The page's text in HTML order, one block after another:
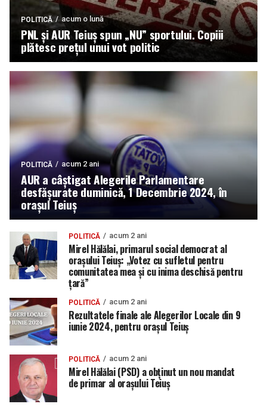
POLITICĂ acum o lună
PNL și AUR Teiuș spun „NU” sportului. Copiii
plătesc prețul unui vot politic
POLITICĂ acum 2 ani
AUR a câștigat Alegerile Parlamentare
desfășurate duminică, 1 Decembrie 2024, în
orașul Teiuș
POLITICĂ acum 2 ani
Mirel Hălălai, primarul social democrat al
orașului Teiuș: „Votez cu sufletul pentru
comunitatea mea și cu inima deschisă pentru
țară”
POLITICĂ acum 2 ani
Rezultatele finale ale Alegerilor Locale din 9
iunie 2024, pentru orașul Teiuș
POLITICĂ acum 2 ani
Mirel Hălălai (PSD) a obținut un nou mandat
de primar al orașului Teiuș